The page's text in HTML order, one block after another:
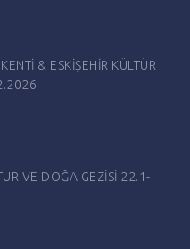
& ESKİŞEHİR KÜLTÜR
VE DOĞA GEZİSİ 22.1-